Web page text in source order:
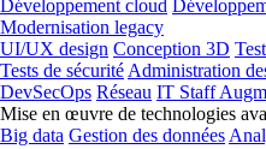
Développement cloud
Modernisation legacy
UI/UX design Conception 3D
Tests de sécurité Administration
DevSecOps Réseau IT Staff
Mise en œuvre de technologies
Big data Gestion des données